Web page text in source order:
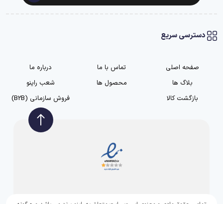
دسترسی سریع
صفحه اصلی تماس با ما
درباره ما
بلاگ ها
محصول ها
شعب راینو
بازگشت کالا
فروش سازمانی (B2B)